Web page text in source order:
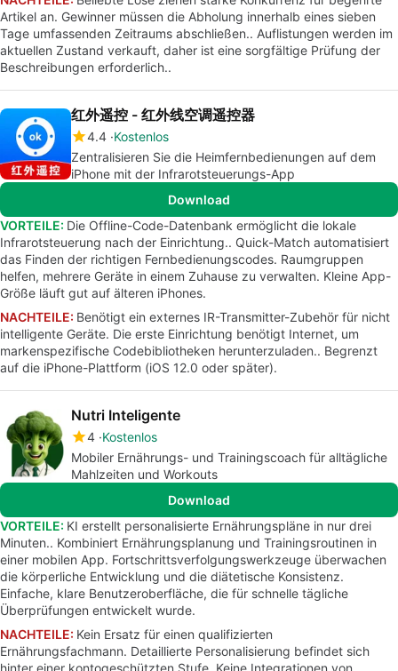
Artikel an. Gewinner müssen die Abholung innerhalb eines sieben
Tage umfassenden Zeitraums abschließen.. Auflistungen werden im
aktuellen Zustand verkauft, daher ist eine sorgfältige Prüfung der
Beschreibungen erforderlich..
红外遥控 - 红外线空调遥控器
4.4 Kostenlos
Zentralisieren Sie die Heimfernbedienungen auf dem
iPhone mit der Infrarotsteuerungs-App
Download
VORTEILE: Die Offline-Code-Datenbank ermöglicht die lokale
Infrarotsteuerung nach der Einrichtung.. Quick-Match automatisiert
das Finden der richtigen Fernbedienungscodes. Raumgruppen
helfen, mehrere Geräte in einem Zuhause zu verwalten. Kleine App-
Größe läuft gut auf älteren iPhones.
NACHTEILE: Benötigt ein externes IR-Transmitter-Zubehör für nicht
intelligente Geräte. Die erste Einrichtung benötigt Internet, um
markenspezifische Codebibliotheken herunterzuladen.. Begrenzt
auf die iPhone-Plattform (iOS 12.0 oder später).
Nutri Inteligente
4 Kostenlos
Mobiler Ernährungs- und Trainingscoach für alltägliche
Mahlzeiten und Workouts
Download
VORTEILE: KI erstellt personalisierte Ernährungspläne in nur drei
Minuten.. Kombiniert Ernährungsplanung und Trainingsroutinen in
einer mobilen App. Fortschrittsverfolgungswerkzeuge überwachen
die körperliche Entwicklung und die diätetische Konsistenz.
Einfache, klare Benutzeroberfläche, die für schnelle tägliche
Überprüfungen entwickelt wurde.
NACHTEILE: Kein Ersatz für einen qualifizierten
Ernährungsfachmann. Detaillierte Personalisierung befindet sich
hinter einer kontogeschützten Stufe. Keine Integrationen von